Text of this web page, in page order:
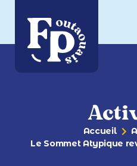
Accueil
Le Sommet Atypique